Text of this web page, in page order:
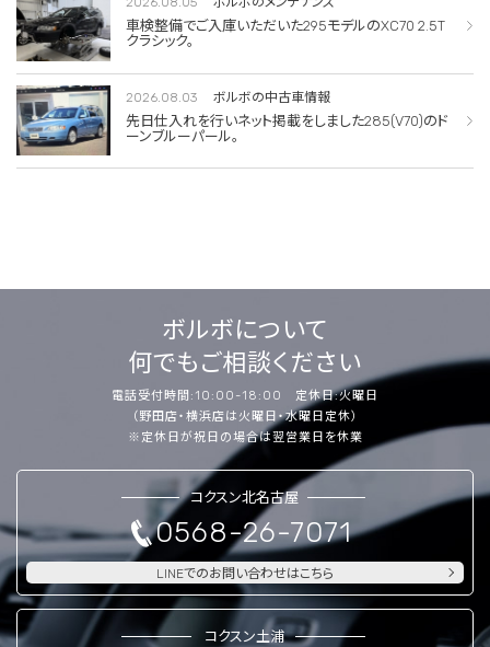
車検整備でご入庫いただいた295モデルのXC70 2.5T
クラシック。
2026.08.03 ボルボの中古車情報
先日仕入れを行いネット掲載をしました285(V70)のド
ーンブルーパール。
ボルボについて
何でもご相談ください
電話受付時間:10:00-18:00 定休日:火曜日
（野田店・横浜店は火曜日・水曜日定休）
※定休日が祝日の場合は翌営業日を休業
コクスン北名古屋
0568-26-7071
LINEでのお問い合わせはこちら
コクスン土浦